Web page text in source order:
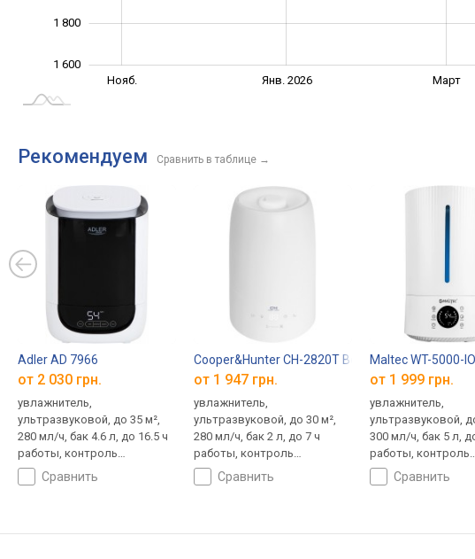
1 600
1 800
Нояб. Янв. 2026 Март
Рекомендуем Сравнить в таблице →
Adler AD 7966
от 2 030 грн.
увлажнитель,
ультразвуковой, до 35 м²,
280 мл/ч, бак 4.6 л, до 16.5 ч
работы, контроль
влажности (гигростат),
ароматизатор, ночной
сравнить
Cooper&Hunter CH-2820T Bora Bora
от 1 947 грн.
увлажнитель,
ультразвуковой, до 30 м²,
280 мл/ч, бак 2 л, до 7 ч
работы, контроль
влажности (гигростат),
ароматизатор, ночной
сравнить
Maltec WT-5000-
от 1 999 грн.
увлажнитель,
ультразвуковой,
300 мл/ч, бак 5 л,
работы, контроль
влажности
ионизатор,
сравнить